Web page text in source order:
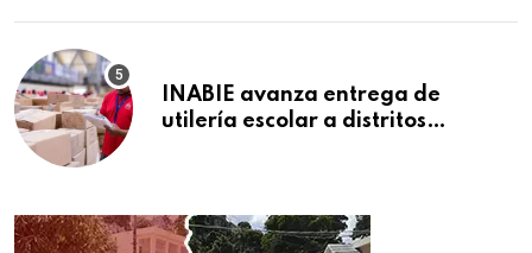
INABIE avanza entrega de
utilería escolar a distritos